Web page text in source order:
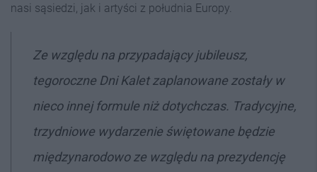
nasi sąsiedzi, jak i artyści z południa Europy.
Ze względu na przypadający jubileusz,
tegoroczne Dni Kalet zaplanowane zostały w
nieco innej formule niż dotychczas. Tradycyjne,
trzydniowe wydarzenie świętowane będzie
międzynarodowo ze względu na prezydencję